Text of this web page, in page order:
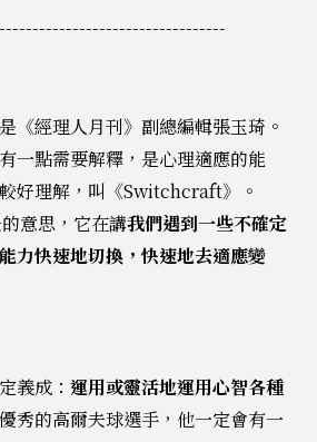
《經理人月刊》副總編輯張玉琦。
一點需要解釋，是心理適應的能
好理解，叫《Switchcraft》。
意思，它在講我們遇到一些不確定
力快速地切換，快速地去適應變
義成： 運用或靈活地運用心智各種
秀的高爾夫球選手，他一定會有一